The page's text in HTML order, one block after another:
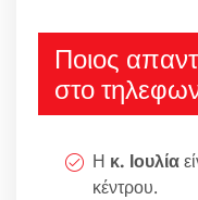
Ποιος
στο
Η κ. Ιουλία
κέντρου.